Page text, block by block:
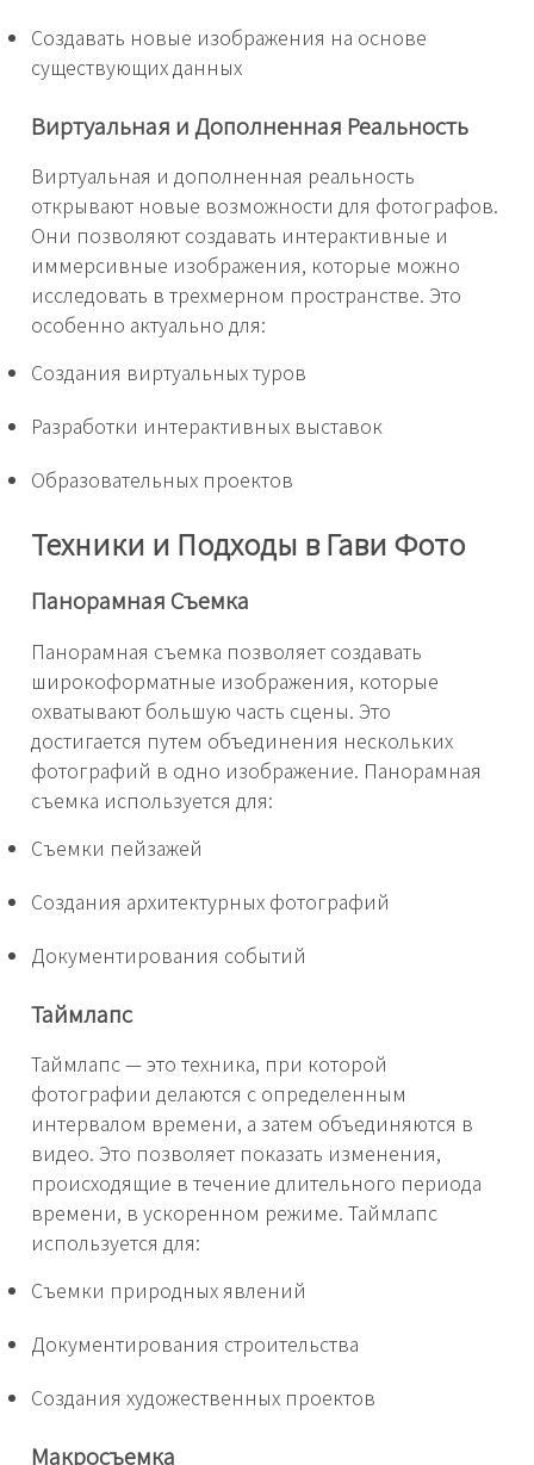
Создавать новые изображения на основе
существующих данных
Виртуальная и Дополненная Реальность
Виртуальная и дополненная реальность
открывают новые возможности для фотографов.
Они позволяют создавать интерактивные и
иммерсивные изображения, которые можно
исследовать в трехмерном пространстве. Это
особенно актуально для:
Создания виртуальных туров
Разработки интерактивных выставок
Образовательных проектов
Техники и Подходы в Гави Фото
Панорамная Съемка
Панорамная съемка позволяет создавать
широкоформатные изображения, которые
охватывают большую часть сцены. Это
достигается путем объединения нескольких
фотографий в одно изображение. Панорамная
съемка используется для:
Съемки пейзажей
Создания архитектурных фотографий
Документирования событий
Таймлапс
Таймлапс — это техника, при которой
фотографии делаются с определенным
интервалом времени, а затем объединяются в
видео. Это позволяет показать изменения,
происходящие в течение длительного периода
времени, в ускоренном режиме. Таймлапс
используется для:
Съемки природных явлений
Документирования строительства
Создания художественных проектов
Макросъемка